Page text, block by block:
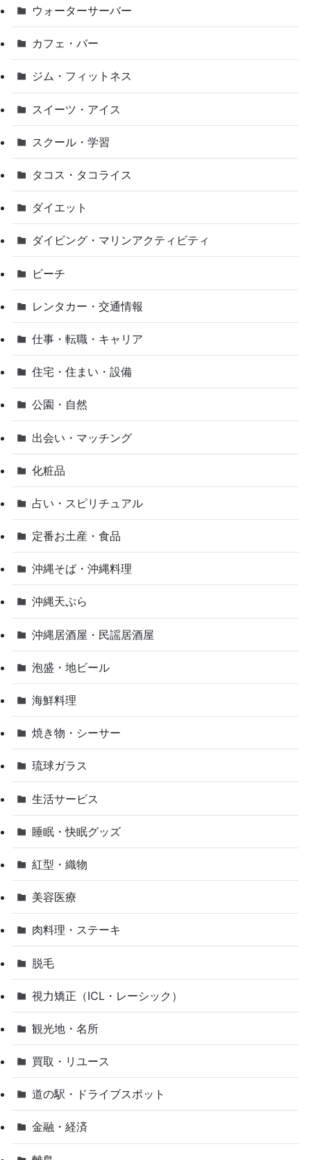
ウォーターサーバー
カフェ・バー
ジム・フィットネス
スイーツ・アイス
スクール・学習
タコス・タコライス
ダイエット
ダイビング・マリンアクティビティ
ビーチ
レンタカー・交通情報
仕事・転職・キャリア
住宅・住まい・設備
公園・自然
出会い・マッチング
化粧品
占い・スピリチュアル
定番お土産・食品
沖縄そば・沖縄料理
沖縄天ぷら
沖縄居酒屋・民謡居酒屋
泡盛・地ビール
海鮮料理
焼き物・シーサー
琉球ガラス
生活サービス
睡眠・快眠グッズ
紅型・織物
美容医療
肉料理・ステーキ
脱毛
視力矯正（ICL・レーシック）
観光地・名所
買取・リユース
道の駅・ドライブスポット
金融・経済